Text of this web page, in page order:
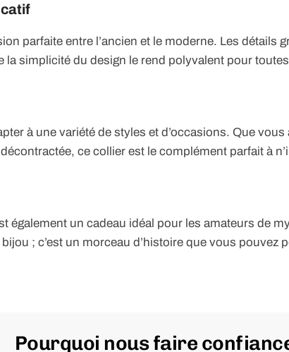
parfaite entre l’ancien et le moderne. Les détails
la simplicité du design le rend polyvalent pour
à une variété de styles et d’occasions. Que
ce collier est le complément parfait à
également un cadeau idéal pour les amateurs de
; c’est un morceau d’histoire que vous pouvez
Pourquoi nous faire